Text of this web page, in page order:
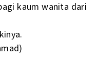
kaum wanita dari